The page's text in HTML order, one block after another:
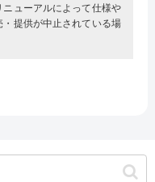
ューアルによって仕様や
提供が中止されている場